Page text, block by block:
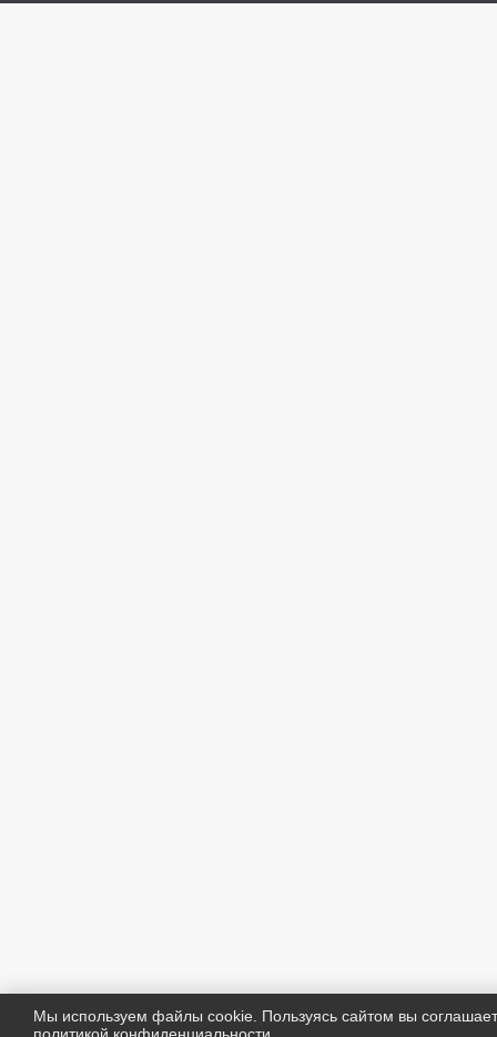
Мы используем файлы cookie. Пользуясь сайтом вы